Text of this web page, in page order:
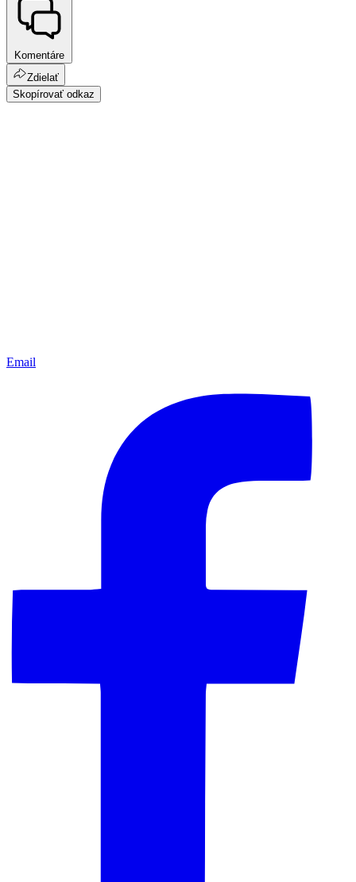
Komentáre
Zdielať
Skopírovať odkaz
Email